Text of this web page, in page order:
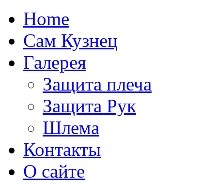
Home
Сам Кузнец
Галерея
Защита плеча
Защита Рук
Шлема
Контакты
О сайте